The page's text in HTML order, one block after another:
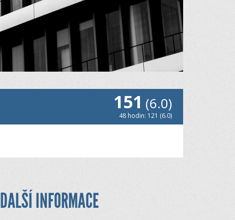
151 (6.0)
48 hodin: 121 (6.0)
DALŠÍ INFORMACE